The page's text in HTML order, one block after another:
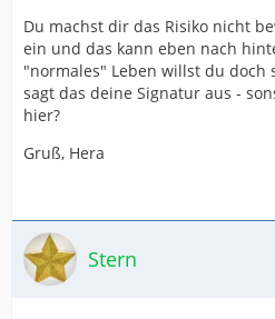
Du machst dir das Risiko nicht
ein und das kann eben nach
"normales" Leben willst du doch
sagt das deine Signatur aus -
hier?
Gruß, Hera
Stern